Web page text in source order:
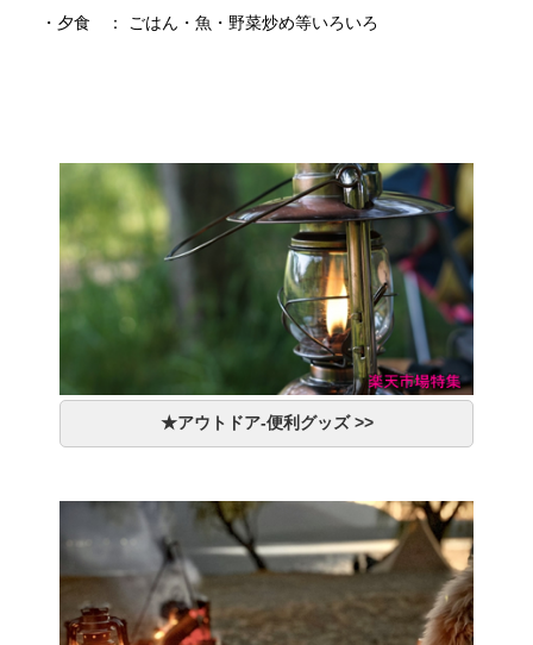
・夕食 ： ごはん・魚・野菜炒め等いろいろ
★アウトドア-便利グッズ >>